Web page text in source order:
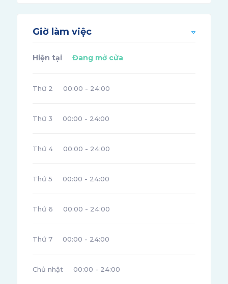
Giờ làm việc
Hiện tại Đang mở cửa
Thứ 2 00:00 - 24:00
Thứ 3 00:00 - 24:00
Thứ 4 00:00 - 24:00
Thứ 5 00:00 - 24:00
Thứ 6 00:00 - 24:00
Thứ 7 00:00 - 24:00
Chủ nhật 00:00 - 24:00